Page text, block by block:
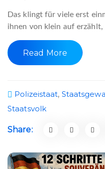
Das klingt für viele erst
ihnen von klein auf erzählt,
Read More
Polizeistaat,
Staatsvolk
Share: